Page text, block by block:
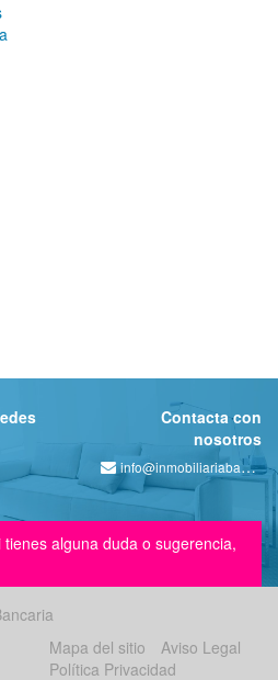
Contacta con
nosotros
info@inmobiliariabancaria.com
tienes alguna duda o sugerencia,
Mapa del sitio
Aviso Legal
Política Privacidad